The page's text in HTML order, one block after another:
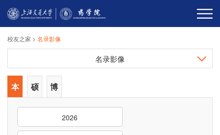
校友之家 > 名录影像
名录影像
本
科
生
硕
士
生
博
士
生
2026